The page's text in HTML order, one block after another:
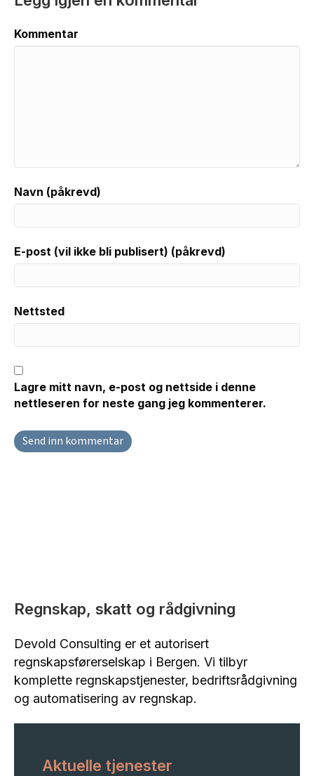
Kommentar
Navn (påkrevd)
E-post (vil ikke bli publisert) (påkrevd)
Nettsted
Lagre mitt navn, e-post og nettside i denne
nettleseren for neste gang jeg kommenterer.
Regnskap, skatt og rådgivning
Devold Consulting er et autorisert
regnskapsførerselskap i Bergen. Vi tilbyr
komplette regnskapstjenester, bedriftsrådgivning
og automatisering av regnskap.
Aktuelle tjenester